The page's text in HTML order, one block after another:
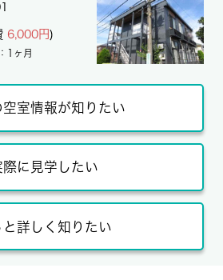
6,000円)
1ヶ月
空室情報が知りたい
際に見学したい
と詳しく知りたい